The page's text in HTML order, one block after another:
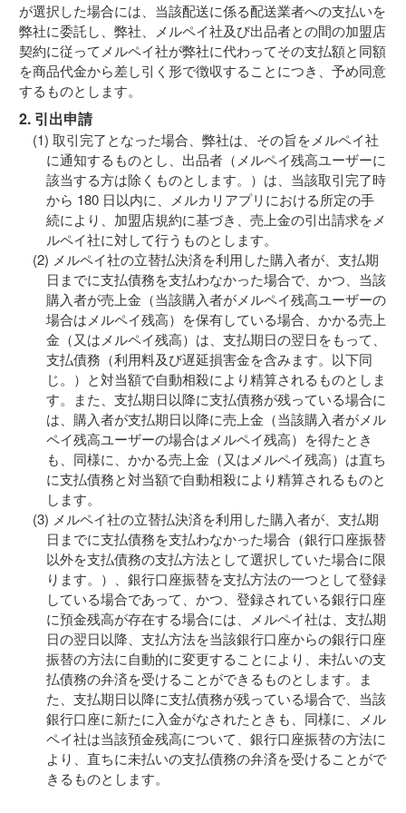
が選択した場合には、当該配送に係る配送業者への支払いを
弊社に委託し、弊社、メルペイ社及び出品者との間の加盟店
契約に従ってメルペイ社が弊社に代わってその支払額と同額
を商品代金から差し引く形で徴収することにつき、予め同意
するものとします。
2. 引出申請
取引完了となった場合、弊社は、その旨をメルペイ社
に通知するものとし、出品者（メルペイ残高ユーザーに
該当する方は除くものとします。）は、当該取引完了時
から 180 日以内に、メルカリアプリにおける所定の手
続により、加盟店規約に基づき、売上金の引出請求をメ
ルペイ社に対して行うものとします。
メルペイ社の立替払決済を利用した購入者が、支払期
日までに支払債務を支払わなかった場合で、かつ、当該
購入者が売上金（当該購入者がメルペイ残高ユーザーの
場合はメルペイ残高）を保有している場合、かかる売上
金（又はメルペイ残高）は、支払期日の翌日をもって、
支払債務（利用料及び遅延損害金を含みます。以下同
じ。）と対当額で自動相殺により精算されるものとしま
す。また、支払期日以降に支払債務が残っている場合に
は、購入者が支払期日以降に売上金（当該購入者がメル
ペイ残高ユーザーの場合はメルペイ残高）を得たとき
も、同様に、かかる売上金（又はメルペイ残高）は直ち
に支払債務と対当額で自動相殺により精算されるものと
します。
メルペイ社の立替払決済を利用した購入者が、支払期
日までに支払債務を支払わなかった場合（銀行口座振替
以外を支払債務の支払方法として選択していた場合に限
ります。）、銀行口座振替を支払方法の一つとして登録
している場合であって、かつ、登録されている銀行口座
に預金残高が存在する場合には、メルペイ社は、支払期
日の翌日以降、支払方法を当該銀行口座からの銀行口座
振替の方法に自動的に変更することにより、未払いの支
払債務の弁済を受けることができるものとします。ま
た、支払期日以降に支払債務が残っている場合で、当該
銀行口座に新たに入金がなされたときも、同様に、メル
ペイ社は当該預金残高について、銀行口座振替の方法に
より、直ちに未払いの支払債務の弁済を受けることがで
きるものとします。